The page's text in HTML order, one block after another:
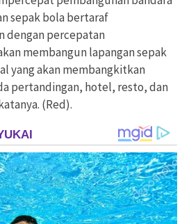
sepak bola bertaraf
dengan percepatan
membangun lapangan sepak
yang akan membangkitkan
pertandingan, hotel, resto, dan
(Red).